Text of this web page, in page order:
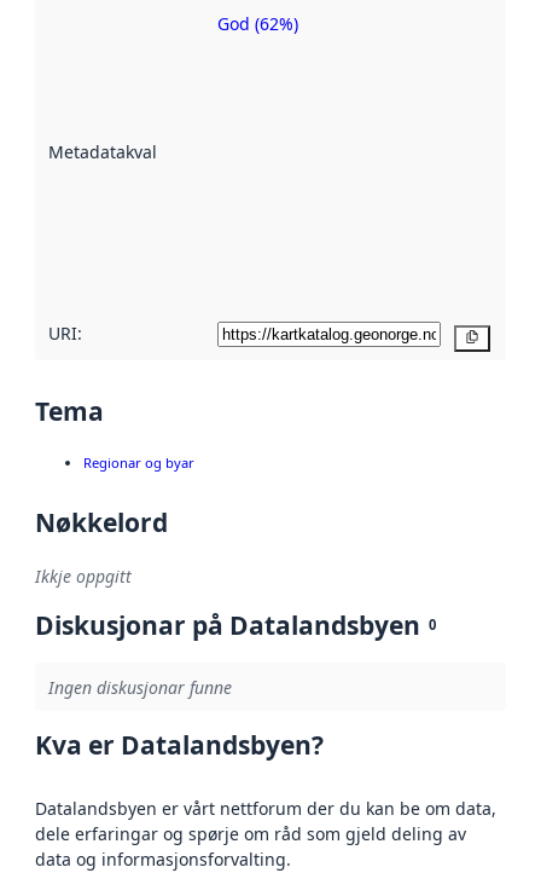
Metadatakvalitet
Metadatakvalitet
God (62%)
URI:
Tema
Regionar og byar
Nøkkelord
Ikkje oppgitt
Diskusjonar på Datalandsbyen 0
Ingen diskusjonar funne
Kva er Datalandsbyen?
Datalandsbyen er vårt nettforum der du kan be om data,
dele erfaringar og spørje om råd som gjeld deling av
data og informasjonsforvalting.